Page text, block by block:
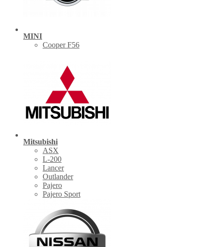
MINI
Cooper F56
Mitsubishi
ASX
L-200
Lancer
Outlander
Pajero
Pajero Sport